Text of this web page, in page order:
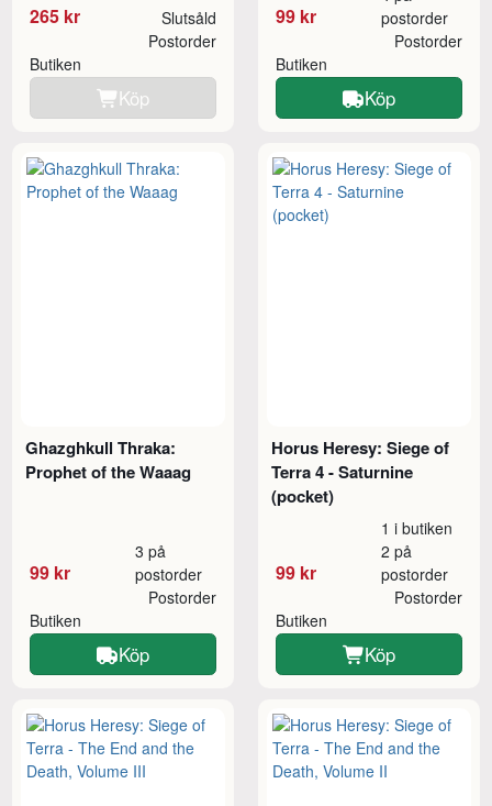
265 kr Slutsåld
Butiken
Postorder
Köp
99 kr
postorder
Butiken
Postorder
Köp
Ghazghkull Thraka:
Prophet of the Waaag
99 kr
3 på
postorder
Butiken
Postorder
Köp
Horus Heresy: Siege of
Terra 4 - Saturnine
(pocket)
99 kr
1 i butiken
2 på
postorder
Butiken
Postorder
Köp